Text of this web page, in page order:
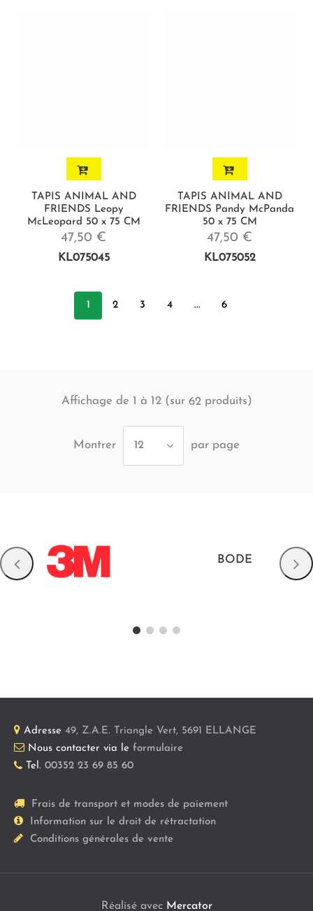
TAPIS ANIMAL AND
FRIENDS Leopy
McLeopard 50 x 75 CM
47,50 €
KL075045
TAPIS ANIMAL AND
FRIENDS Pandy McPanda
50 x 75 CM
47,50 €
KL075052
1 2 3 4 ... 6
Affichage de 1 à 12 (sur 62produits)
Montrer 12 par page
BODE
Adresse 49, Z.A.E. Triangle Vert, 5691
ELLANGE
Nous contacter via le formulaire
Tel. 00352 23 69 85 60
Frais de transport et modes de paiement
Information sur le droit de rétractation
Conditions générales de vente
Réalisé avec Mercator